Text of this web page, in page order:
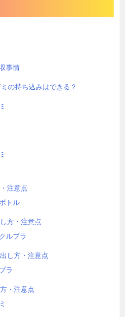
事情
の持ち込みはできる？
注意点
トル
方・注意点
ルプラ
し方・注意点
ラ
・注意点